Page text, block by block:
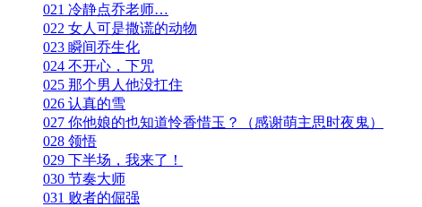
021 冷静点乔老师…
022 女人可是撒谎的动物
023 瞬间乔生化
024 不开心，下咒
025 那个男人他没扛住
026 认真的雪
027 你他娘的也知道怜香惜玉？（感谢萌主思时夜鬼）
028 领悟
029 下半场，我来了！
030 节奏大师
031 败者的倔强